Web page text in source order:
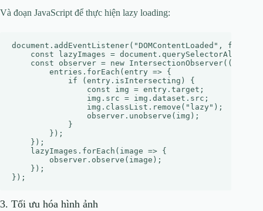
Và đoạn JavaScript để thực hiện lazy loading:
document.addEventListener("DOMContentLoaded",
const lazyImages =
const observer = new
        entries.forEach(entry => {
            if (entry.isIntersecting) {
                const img = entry.target;
                img.src = img.dataset.src;
                img.classList.remove("lazy");
                observer.unobserve(img);
            }
        });
    });
    lazyImages.forEach(image => {
        observer.observe(image);
    });
3. Tối ưu hóa hình ảnh